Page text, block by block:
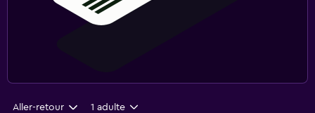
Aller-retour 1 adulte